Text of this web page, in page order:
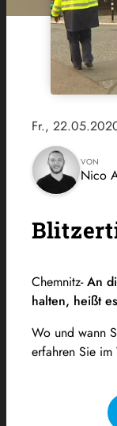
Fr.,
VON
Nico
Chemnitz-An
halten, heißt
Wo und wann
erfahren Sie